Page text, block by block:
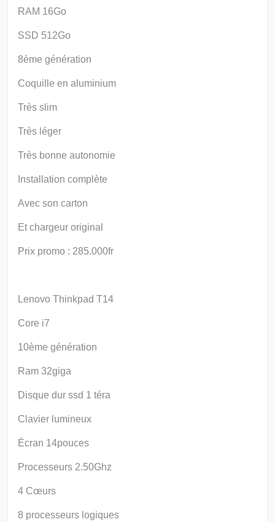
RAM 16Go
SSD 512Go
8ème génération
Coquille en aluminium
Très slim
Très léger
Très bonne autonomie
Installation complète
Avec son carton
Et chargeur original
Prix promo : 285.000fr
Lenovo Thinkpad T14
Core i7
10ème génération
Ram 32giga
Disque dur ssd 1 téra
Clavier lumineux
Écran 14pouces
Processeurs 2.50Ghz
4 Cœurs
8 processeurs logiques